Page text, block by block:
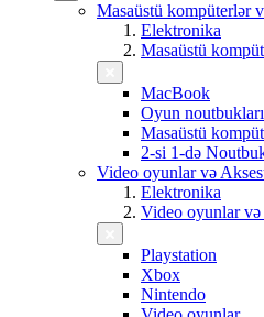
Masaüstü kompüterlər
Elektronika
Masaüstü
MacBook
Oyun noutbukları
Masaüstü
2-si 1-də
Video oyunlar və
Elektronika
Video oyunlar və
Playstation
Xbox
Nintendo